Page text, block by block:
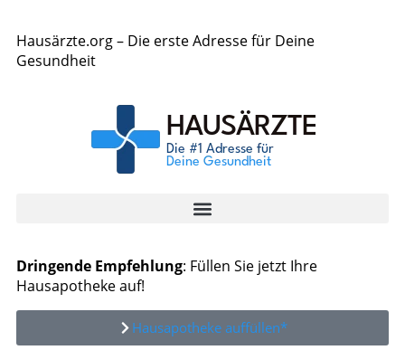
Hausärzte.org – Die erste Adresse für Deine
Gesundheit
Dringende Empfehlung: Füllen Sie jetzt Ihre
Hausapotheke auf!
Hausapotheke auffüllen*